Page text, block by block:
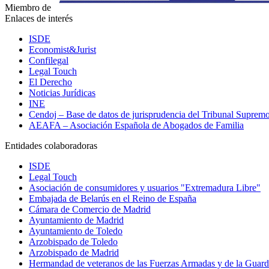
Miembro de
Enlaces de interés
ISDE
Economist&Jurist
Confilegal
Legal Touch
El Derecho
Noticias Jurídicas
INE
Cendoj – Base de datos de jurisprudencia del Tribunal
AEAFA – Asociación Española de Abogados de Familia
Entidades colaboradoras
ISDE
Legal Touch
Asociación de consumidores y usuarios "Extremadura Libre"
Embajada de Belarús en el Reino de España
Cámara de Comercio de Madrid
Ayuntamiento de Madrid
Ayuntamiento de Toledo
Arzobispado de Toledo
Arzobispado de Madrid
Hermandad de veteranos de las Fuerzas Armadas y de la